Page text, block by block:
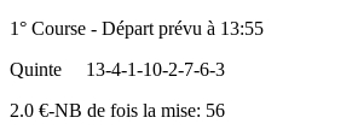
1° Course - Départ prévu à 13:55
Quinte
13-4-1-10-2-7-6-3
2.0 €-NB de fois la mise: 56